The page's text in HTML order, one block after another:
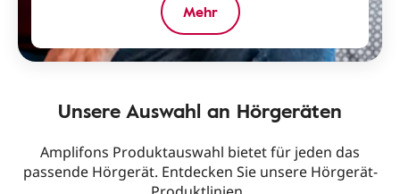
Mehr
Unsere Auswahl an Hörgeräten
Amplifons Produktauswahl bietet für jeden das
passende Hörgerät. Entdecken Sie unsere Hörgerät-